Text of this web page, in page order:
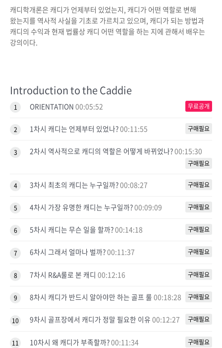
캐디학개론은 캐디가 언제부터 있었는지, 캐디가 어떤 역할로 변해
왔는지를 역사적 사실을 기초로 가르치고 있으며, 캐디가 되는 방법과
캐디의 수익과 현재 법률상 캐디 어떤 역할을 하는 지에 관해서 배우는
강의이다.
Introduction to the Caddie
1 ORIENTATION 00:05:52 무료공개
2 1차시 캐디는 언제부터 있었나?00:11:55 구매필요
3 2차시 역사적으로 캐디의 역할은 어떻게 바뀌었나?00:15:30
구매필요
4 3차시 최초의 캐디는 누구일까?00:08:27 구매필요
5 4차시 가장 유명한 캐디는 누구일까?00:09:09 구매필요
6 5차시 캐디는 무슨 일을 할까?00:14:18 구매필요
7 6차시 그래서 얼마나 벌까?00:11:37 구매필요
8 7차시 R&A룰로 본 캐디 00:12:16 구매필요
9 8차시 캐디가 반드시 알아야만 하는 골프 룰 00:18:28 구매필요
10 9차시 골프장에서 캐디가 정말 필요한 이유 00:12:27 구매필요
11 10차시 왜 캐디가 부족할까?00:11:34 구매필요